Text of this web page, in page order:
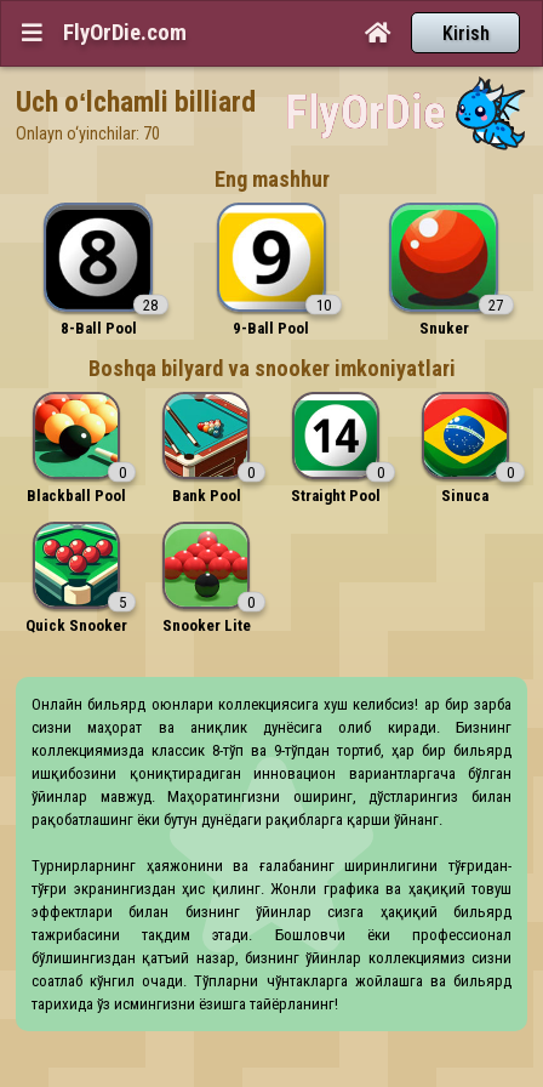
 FlyOrDie.com  Kirish
Uch oʻlchamli billiard
Onlayn o‘yinchilar: 70
Eng mashhur
28
8-Ball Pool
10
9-Ball Pool
27
Snuker
Boshqa bilyard va snooker imkoniyatlari
0
Blackball Pool
0
Bank Pool
0
Straight Pool
0
Sinuca
5
Quick Snooker
0
Snooker Lite
Онлайн бильярд оюнлари коллекциясига хуш келибсиз! Ҳар бир зарба
сизни маҳорат ва аниқлик дунёсига олиб киради. Бизнинг
коллекциямизда классик 8-тўп ва 9-тўпдан тортиб, ҳар бир бильярд
ишқибозини қониқтирадиган инновацион вариантларгача бўлган
ўйинлар мавжуд. Маҳоратингизни оширинг, дўстларингиз билан
рақобатлашинг ёки бутун дунёдаги рақибларга қарши ўйнанг.
Турнирларнинг ҳаяжонини ва ғалабанинг ширинлигини тўғридан-
тўғри экранингиздан ҳис қилинг. Жонли графика ва ҳақиқий товуш
эффектлари билан бизнинг ўйинлар сизга ҳақиқий бильярд
тажрибасини тақдим этади. Бошловчи ёки профессионал
бўлишингиздан қатъий назар, бизнинг ўйинлар коллекциямиз сизни
соатлаб кўнгил очади. Тўпларни чўнтакларга жойлашга ва бильярд
тарихида ўз исмингизни ёзишга тайёрланинг!